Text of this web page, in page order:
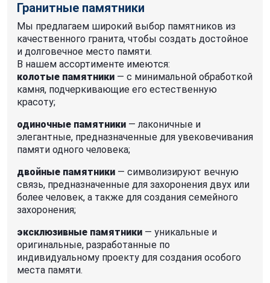
Гранитные памятники
Мы предлагаем широкий выбор памятников из
качественного гранита, чтобы создать достойное
и долговечное место памяти.
В нашем ассортименте имеются:
колотые памятники — с минимальной обработкой
камня, подчеркивающие его естественную
красоту;
одиночные памятники — лаконичные и
элегантные, предназначенные для увековечивания
памяти одного человека;
двойные памятники — символизируют вечную
связь, предназначенные для захоронения двух или
более человек, а также для создания семейного
захоронения;
эксклюзивные памятники — уникальные и
оригинальные, разработанные по
индивидуальному проекту для создания особого
места памяти.